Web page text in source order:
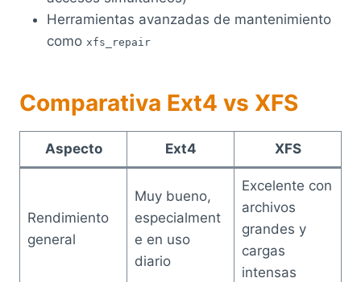
Herramientas avanzadas de mantenimiento
como xfs_repair
Comparativa Ext4 vs XFS
Aspecto Ext4 XFS
Rendimiento
general
Muy bueno,
especialment
e en uso
diario
Excelente con
archivos
grandes y
cargas
intensas